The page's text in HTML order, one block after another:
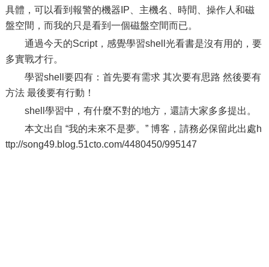
具體，可以看到報警的機器IP、主機名、時間、操作人和磁
盤空間，而我的只是看到一個磁盤空間而已。
通過今天的Script，感覺學習shell光看書是沒有用的，要
多實戰才行。
學習shell要四有：首先要有需求 其次要有思路 然後要有
方法 最後要有行動！
shell學習中，有什麼不對的地方，還請大家多多提出。
本文出自 “我的未來不是夢。” 博客，請務必保留此出處h
ttp://song49.blog.51cto.com/4480450/995147